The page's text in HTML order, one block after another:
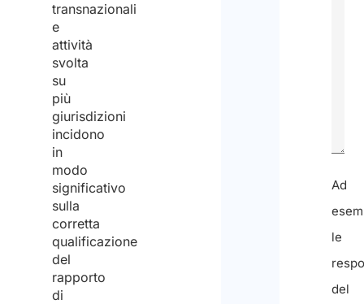
transnazionali
e
attività
svolta
su
più
giurisdizioni
incidono
in
modo
significativo
sulla
corretta
qualificazione
del
rapporto
di
0
di
1000